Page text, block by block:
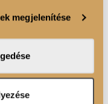
Ezenkívül
más olyan
számukra vagy az
gyűjtöttek.
megjelenítése
mélyen
és
puha, erős és